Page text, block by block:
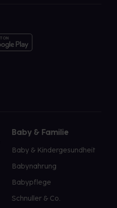
Baby & Familie
Baby & Kindergesundheit
Babynahrung
Babypflege
Schnuller & Co.